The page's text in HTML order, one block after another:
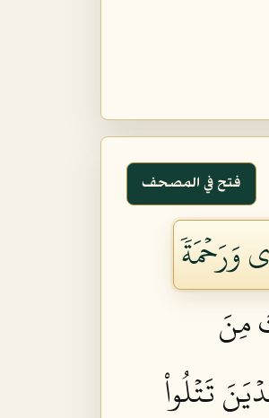
فتح في المصحف
وَرَحۡمَةٗ
مِنَ
تَتۡلُواْ